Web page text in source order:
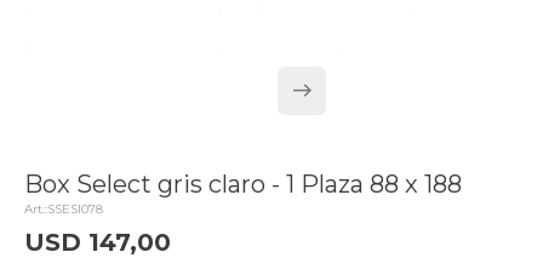
Box Select gris claro - 1 Plaza 88 x 188
SSESI078
USD 147,00